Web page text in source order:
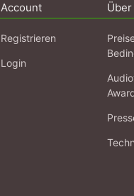
Account
Registrieren
Login